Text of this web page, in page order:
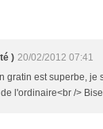
) 20/02/2012 07:41
gratin est superbe,
l'ordinaire<br />